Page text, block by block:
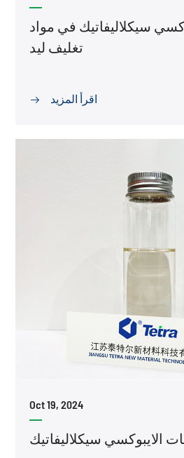
سيكلاليفاتيك في مواد
تغليف ليد
 اقرأ المزيد
Oct 19, 2024
الايبوكسي سيكلاليفاتيك